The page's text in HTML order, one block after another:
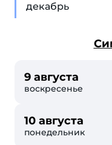
декабрь
9 августа
воскресенье
10 августа
понедельник